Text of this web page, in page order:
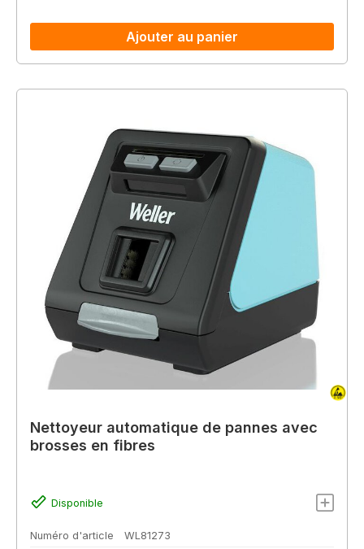
Ajouter au panier
Nettoyeur automatique de pannes avec
brosses en fibres
Disponible
Numéro d'article
WL81273